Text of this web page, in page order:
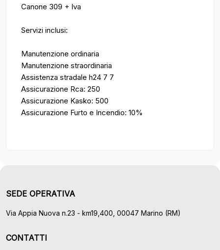
Canone 309 + Iva
Servizi inclusi:
Manutenzione ordinaria
Manutenzione straordinaria
Assistenza stradale h24 7 7
Assicurazione Rca: 250
Assicurazione Kasko: 500
Assicurazione Furto e Incendio: 10%
SEDE OPERATIVA
Via Appia Nuova n.23 - km19,400, 00047 Marino (RM)
CONTATTI